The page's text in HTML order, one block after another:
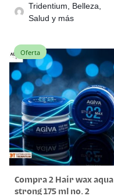
Tridentium, Belleza,
Salud y más
Oferta
Compra 2 Hair wax aqua
strong 175 ml no. 2